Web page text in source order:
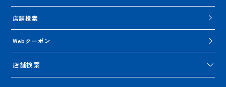
店舗検索
Webクーポン
店舗検索